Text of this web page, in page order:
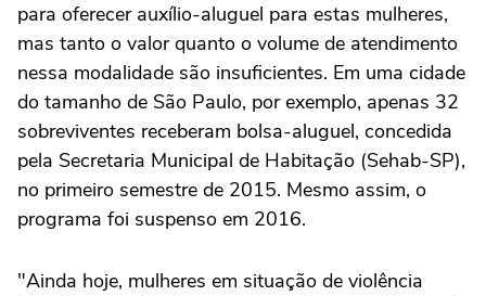
para oferecer auxílio-aluguel para estas mulheres,
mas tanto o valor quanto o volume de atendimento
nessa modalidade são insuficientes. Em uma cidade
do tamanho de São Paulo, por exemplo, apenas 32
sobreviventes receberam bolsa-aluguel, concedida
pela Secretaria Municipal de Habitação (Sehab-SP),
no primeiro semestre de 2015. Mesmo assim, o
programa foi suspenso em 2016.
"Ainda hoje, mulheres em situação de violência